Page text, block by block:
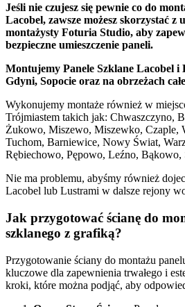
Jeśli nie czujesz się pewnie co do
Lacobel, zawsze możesz skorzystać z
montażysty Foturia Studio, aby
bezpieczne umieszczenie paneli.
Montujemy Panele Szklane Lacobel
Gdyni, Sopocie oraz na obrzeżach
Wykonujemy montaże również w
Trójmiastem takich jak: Chwaszczyno,
Żukowo, Miszewo, Miszewko, Czaple,
Tuchom, Barniewice, Nowy Świat,
Rębiechowo, Pępowo, Leźno, Bąkowo,
Nie ma problemu, abyśmy również
Lacobel lub Lustrami w dalsze rejony
Jak przygotować ścianę do
szklanego z grafiką?
Przygotowanie ściany do montażu
kluczowe dla zapewnienia trwałego i
kroki, które można podjąć, aby